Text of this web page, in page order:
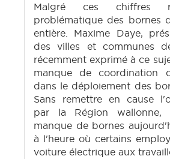
Malgré ces chiffres
problématique des bornes
entière. Maxime Daye,
des villes et communes
récemment exprimé à ce
manque de coordination
dans le déploiement des
Sans remettre en cause
par la Région
manque de bornes
à l'heure où certains
voiture électrique aux